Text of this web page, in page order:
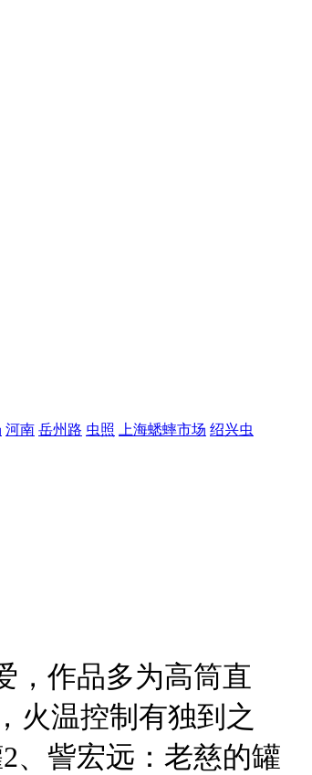
河南 岳州路 虫照 上海蟋蟀市场 绍兴虫
，作品多为高筒直
火温控制有独到之
、訾宏远：老慈的罐